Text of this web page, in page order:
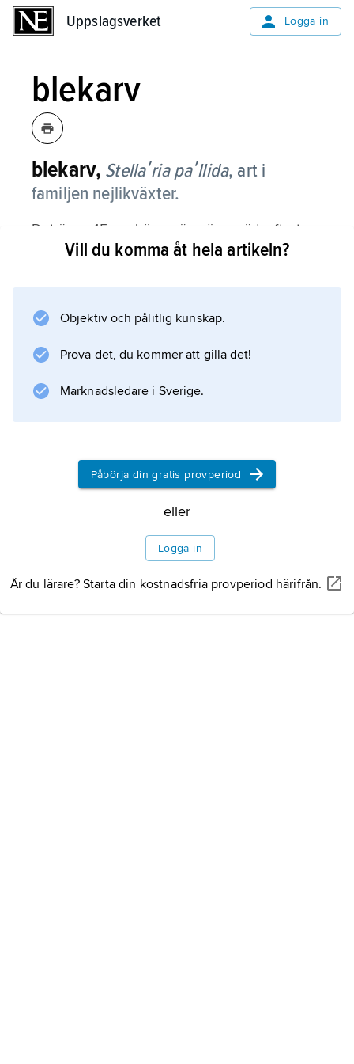
Uppslagsverket Logga in
blekarv
blekarv, Stellaʹria paʹllida, art i
familjen nejlikväxter.
Det är en 15 cm hög, gräsgrön, späd, oftast
nedliggande ört med kortskaftade, små och
tre ståndare. De öppnar sig knappt vid
försommaren.
Vill du komma åt hela artikeln?
Objektiv och pålitlig kunskap.
Prova det, du kommer att gilla det!
Marknadsledare i Sverige.
Påbörja din gratis provperiod
eller
Logga in
Är du lärare? Starta din kostnadsfria provperiod härifrån.